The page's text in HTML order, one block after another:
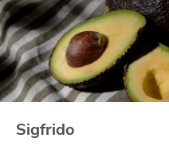
Sigfrido